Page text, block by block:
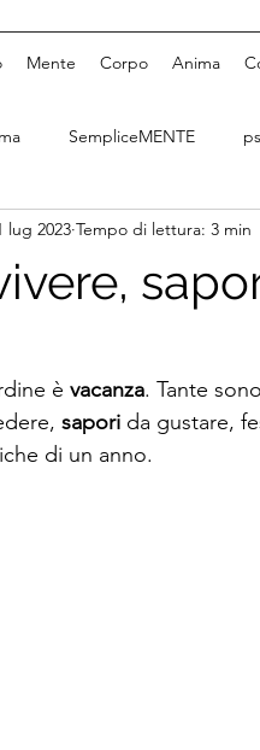
Mente Corpo Anima
SempliceMENTE
lug 2023 Tempo di lettura: 3 min
è vacanza. Tante
sapori da gustare,
di un anno.